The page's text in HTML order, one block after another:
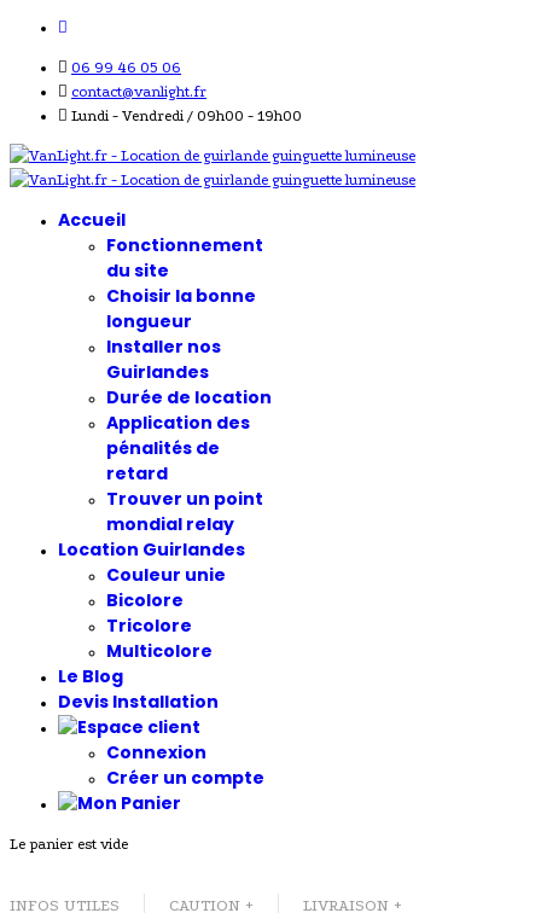
06 99 46 05 06
contact@vanlight.fr
Lundi - Vendredi / 09h00 - 19h00
Accueil
Fonctionnement
du site
Choisir la bonne
longueur
Installer nos
Guirlandes
Durée de location
Application des
pénalités de
retard
Trouver un point
mondial relay
Location Guirlandes
Couleur unie
Bicolore
Tricolore
Multicolore
Le Blog
Devis Installation
Connexion
Créer un compte
Le panier est vide
INFOS UTILES CAUTION +
LIVRAISON +